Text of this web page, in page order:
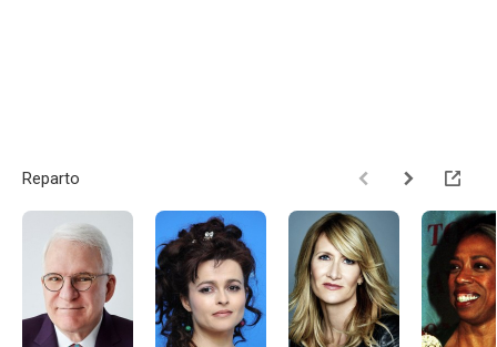
Reparto